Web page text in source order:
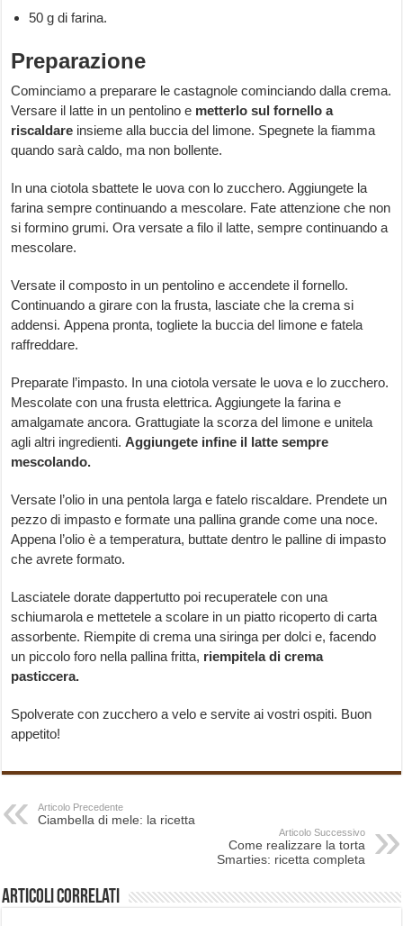
50 g di farina.
Preparazione
Cominciamo a preparare le castagnole cominciando dalla crema.
Versare il latte in un pentolino e metterlo sul fornello a
riscaldare insieme alla buccia del limone. Spegnete la fiamma
quando sarà caldo, ma non bollente.
In una ciotola sbattete le uova con lo zucchero. Aggiungete la
farina sempre continuando a mescolare. Fate attenzione che non
si formino grumi. Ora versate a filo il latte, sempre continuando a
mescolare.
Versate il composto in un pentolino e accendete il fornello.
Continuando a girare con la frusta, lasciate che la crema si
addensi. Appena pronta, togliete la buccia del limone e fatela
raffreddare.
Preparate l’impasto. In una ciotola versate le uova e lo zucchero.
Mescolate con una frusta elettrica. Aggiungete la farina e
amalgamate ancora. Grattugiate la scorza del limone e unitela
agli altri ingredienti. Aggiungete infine il latte sempre
mescolando.
Versate l’olio in una pentola larga e fatelo riscaldare. Prendete un
pezzo di impasto e formate una pallina grande come una noce.
Appena l’olio è a temperatura, buttate dentro le palline di impasto
che avrete formato.
Lasciatele dorate dappertutto poi recuperatele con una
schiumarola e mettetele a scolare in un piatto ricoperto di carta
assorbente. Riempite di crema una siringa per dolci e, facendo
un piccolo foro nella pallina fritta, riempitela di crema
pasticcera.
Spolverate con zucchero a velo e servite ai vostri ospiti. Buon
appetito!
Articolo Precedente
Ciambella di mele: la ricetta
Articolo Successivo
Come realizzare la torta
Smarties: ricetta completa
Articoli correlati